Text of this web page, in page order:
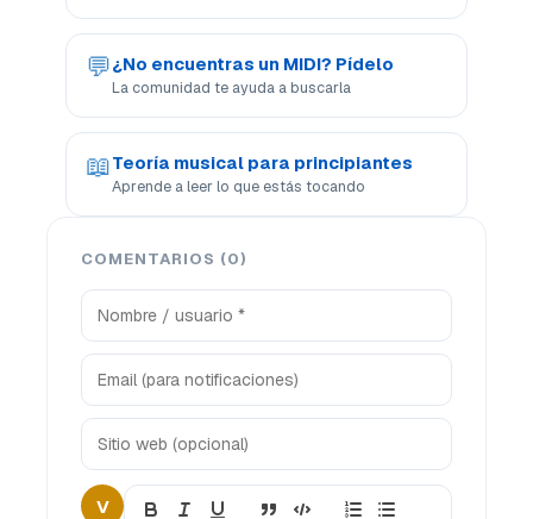
💬¿No encuentras un MIDI? Pídelo
La comunidad te ayuda a buscarla
📖Teoría musical para principiantes
Aprende a leer lo que estás tocando
COMENTARIOS (0)
V